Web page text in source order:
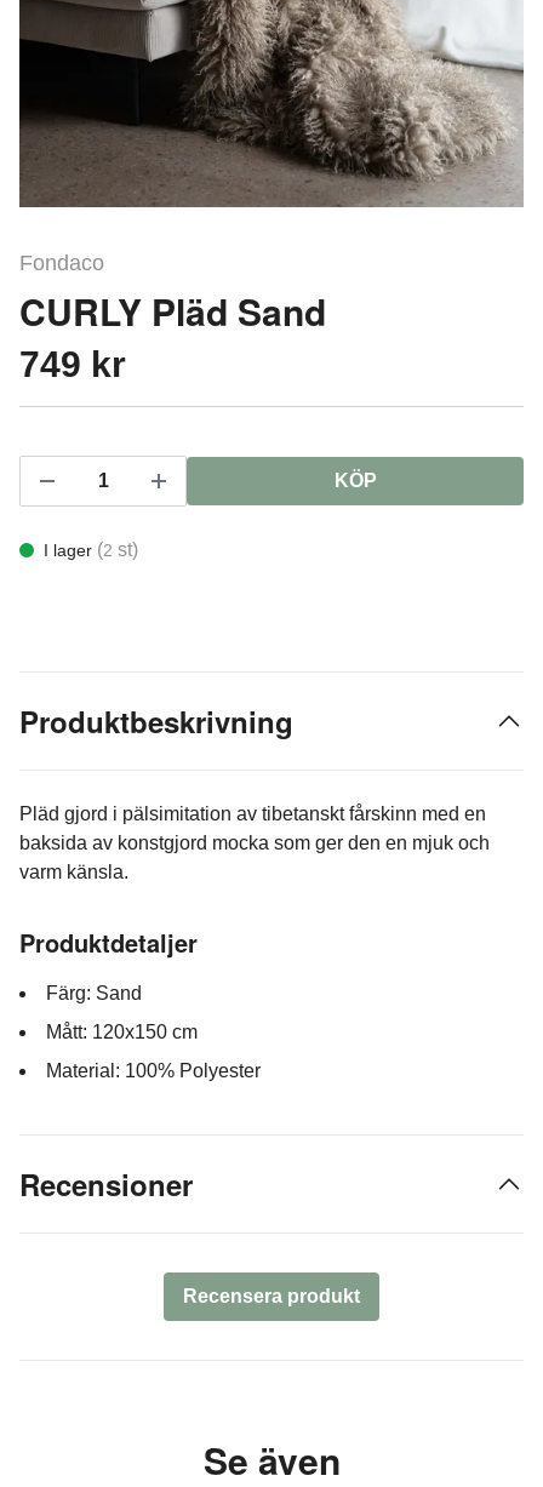
Fondaco
CURLY Pläd Sand
749 kr
KÖP
I lager (2 st)
Produktbeskrivning
Pläd gjord i pälsimitation av tibetanskt fårskinn med en
baksida av konstgjord mocka som ger den en mjuk och
varm känsla.
Produktdetaljer
Färg: Sand
Mått: 120x150 cm
Material: 100% Polyester
Recensioner
Recensera produkt
Se även